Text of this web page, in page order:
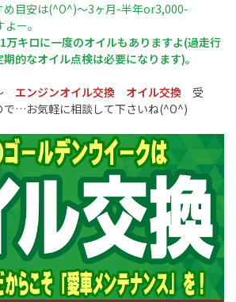
め目安は(^O^)〜3ヶ月-半年or3,000-
ー。
キロに一度のオイルもありますよ(過走行
的なオイル点検は必要になります)。
エンジンオイル交換 オイル交換 受
で…お気軽に相談して下さいね(^O^)